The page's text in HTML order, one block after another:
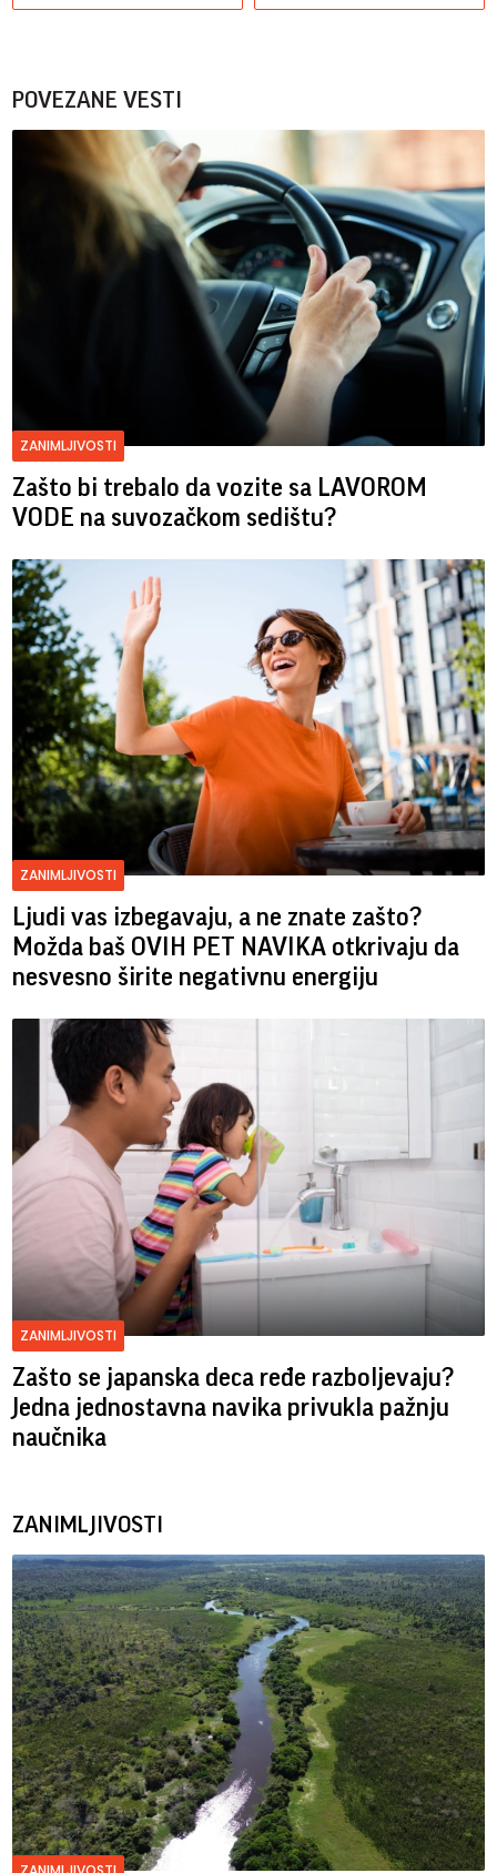
POVEZANE VESTI
ZANIMLJIVOSTI
Zašto bi trebalo da vozite sa LAVOROM
VODE na suvozačkom sedištu?
ZANIMLJIVOSTI
Ljudi vas izbegavaju, a ne znate zašto?
Možda baš OVIH PET NAVIKA otkrivaju da
nesvesno širite negativnu energiju
ZANIMLJIVOSTI
Zašto se japanska deca ređe razboljevaju?
Jedna jednostavna navika privukla pažnju
naučnika
ZANIMLJIVOSTI